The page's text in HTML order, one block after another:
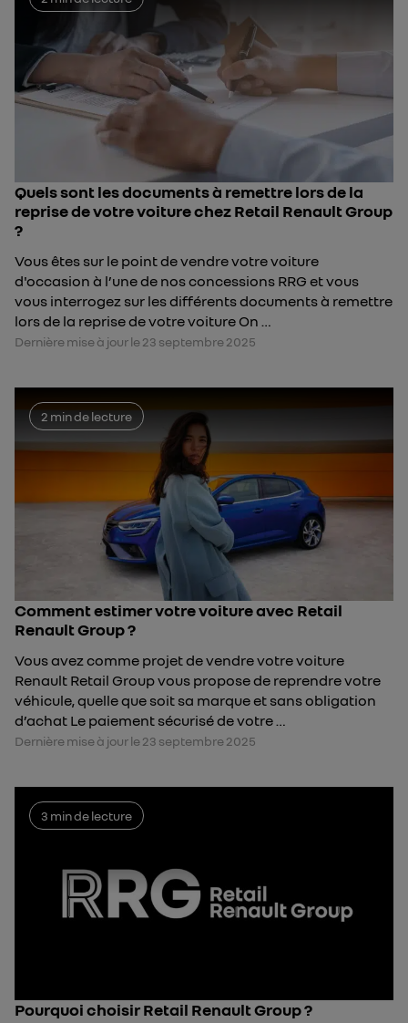
Quels sont les documents à remettre lors de la
reprise de votre voiture chez Retail Renault Group
?
Vous êtes sur le point de vendre votre voiture
d'occasion à l’une de nos concessions RRG et vous
vous interrogez sur les différents documents à remettre
lors de la reprise de votre voiture On …
Dernière mise à jour le 23 septembre 2025
2 min de lecture
Comment estimer votre voiture avec Retail
Renault Group ?
Vous avez comme projet de vendre votre voiture
Renault Retail Group vous propose de reprendre votre
véhicule, quelle que soit sa marque et sans obligation
d’achat Le paiement sécurisé de votre …
Dernière mise à jour le 23 septembre 2025
3 min de lecture
Pourquoi choisir Retail Renault Group ?